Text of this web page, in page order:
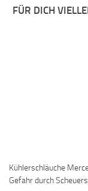
FÜR DICH
Kühlerschläuche
Gefahr durch